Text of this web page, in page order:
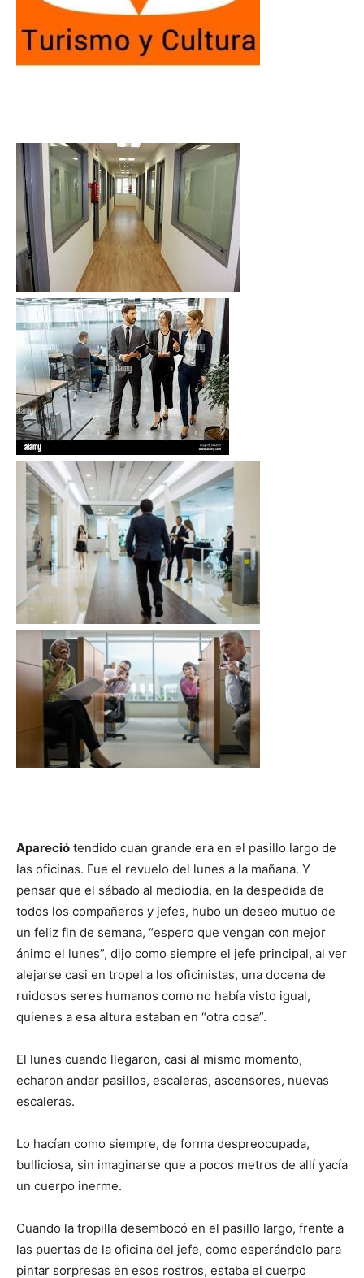
Apareció tendido cuan grande era en el pasillo largo de
las oficinas. Fue el revuelo del lunes a la mañana. Y
pensar que el sábado al mediodia, en la despedida de
todos los compañeros y jefes, hubo un deseo mutuo de
un feliz fin de semana, “espero que vengan con mejor
ánimo el lunes”, dijo como siempre el jefe principal, al ver
alejarse casi en tropel a los oficinistas, una docena de
ruidosos seres humanos como no había visto igual,
quienes a esa altura estaban en “otra cosa”.
El lunes cuando llegaron, casi al mismo momento,
echaron andar pasillos, escaleras, ascensores, nuevas
escaleras.
Lo hacían como siempre, de forma despreocupada,
bulliciosa, sin imaginarse que a pocos metros de allí yacía
un cuerpo inerme.
Cuando la tropilla desembocó en el pasillo largo, frente a
las puertas de la oficina del jefe, como esperándolo para
pintar sorpresas en esos rostros, estaba el cuerpo